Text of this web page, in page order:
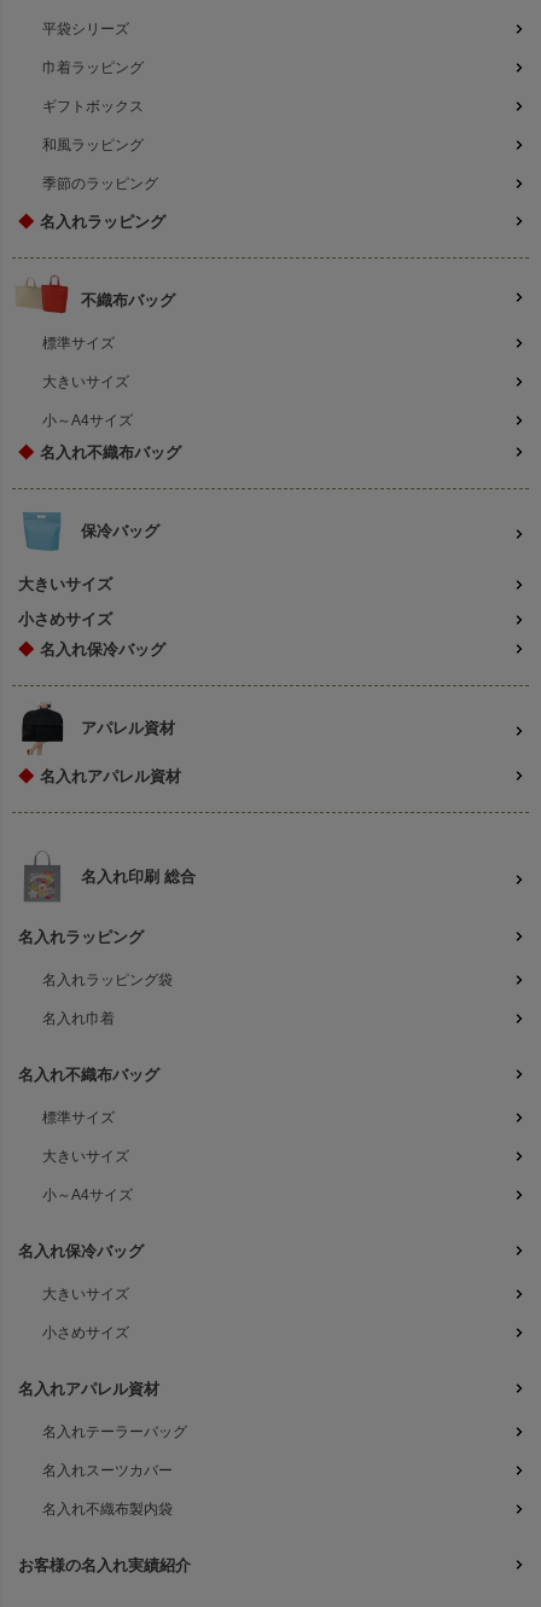
平袋シリーズ
巾着ラッピング
ギフトボックス
和風ラッピング
季節のラッピング
◆ 名入れラッピング
不織布バッグ
標準サイズ
大きいサイズ
小～A4サイズ
◆ 名入れ不織布バッグ
保冷バッグ
大きいサイズ
小さめサイズ
◆ 名入れ保冷バッグ
アパレル資材
◆ 名入れアパレル資材
名入れ印刷 総合
名入れラッピング
名入れラッピング袋
名入れ巾着
名入れ不織布バッグ
標準サイズ
大きいサイズ
小～A4サイズ
名入れ保冷バッグ
大きいサイズ
小さめサイズ
名入れアパレル資材
名入れテーラーバッグ
名入れスーツカバー
名入れ不織布製内袋
お客様の名入れ実績紹介